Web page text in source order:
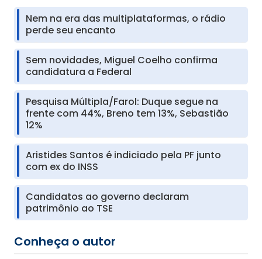
Nem na era das multiplataformas, o rádio
perde seu encanto
Sem novidades, Miguel Coelho confirma
candidatura a Federal
Pesquisa Múltipla/Farol: Duque segue na
frente com 44%, Breno tem 13%, Sebastião
12%
Aristides Santos é indiciado pela PF junto
com ex do INSS
Candidatos ao governo declaram
patrimônio ao TSE
Conheça o autor